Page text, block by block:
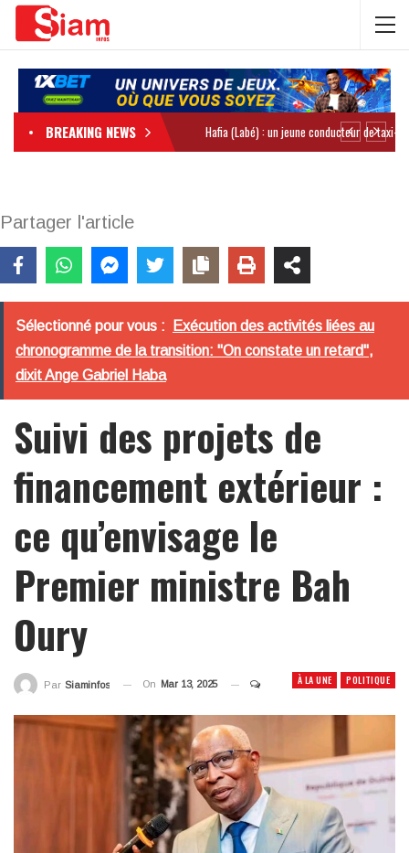
BREAKING NEWS
Partager l'article
Sélectionné pour vous :
Exécution des activités liées au
chronogramme de la transition: "On constate un retard",
dixit Ange Gabriel Haba
Suivi des projets de
financement extérieur :
ce qu’envisage le
Premier ministre Bah
Oury
À LA UNE POLITIQUE
Par Siaminfos On Mar 13, 2025